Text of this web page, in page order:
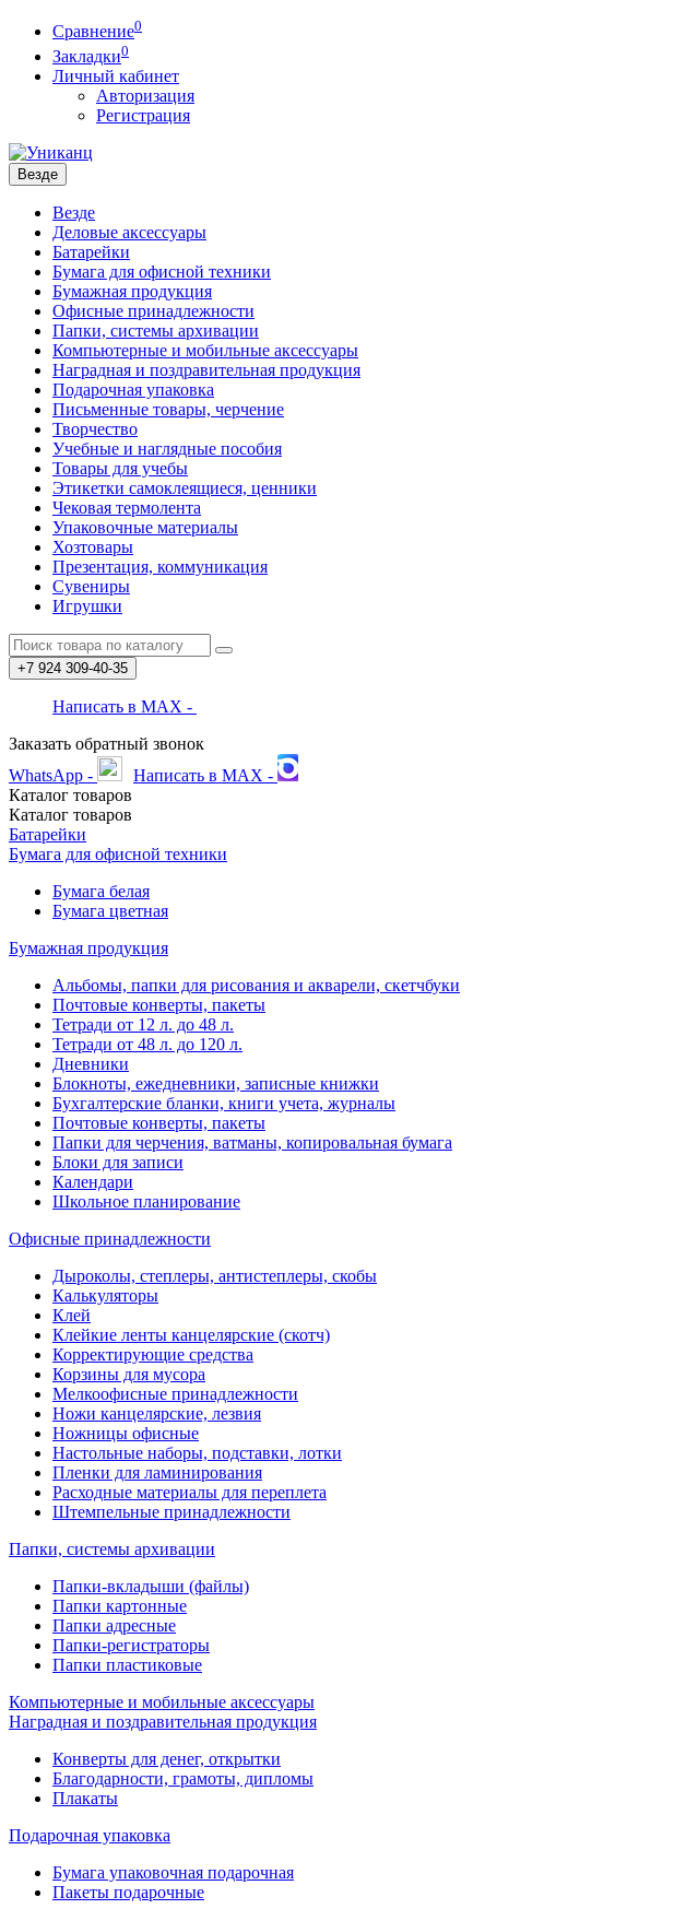
Сравнение0
Закладки0
Личный кабинет
Авторизация
Регистрация
Везде
Везде
Деловые аксессуары
Батарейки
Бумага для офисной техники
Бумажная продукция
Офисные принадлежности
Папки, системы архивации
Компьютерные и мобильные аксессуары
Наградная и поздравительная продукция
Подарочная упаковка
Письменные товары, черчение
Творчество
Учебные и наглядные пособия
Товары для учебы
Этикетки самоклеящиеся, ценники
Чековая термолента
Упаковочные материалы
Хозтовары
Презентация, коммуникация
Сувениры
Игрушки
+7 924 309-40-35
Написать в MAX -
Заказать обратный звонок
WhatsApp -
Написать в MAX -
Каталог товаров
Каталог товаров
Батарейки
Бумага для офисной техники
Бумага белая
Бумага цветная
Бумажная продукция
Альбомы, папки для рисования и акварели, скетчбуки
Почтовые конверты, пакеты
Тетради от 12 л. до 48 л.
Тетради от 48 л. до 120 л.
Дневники
Блокноты, ежедневники, записные книжки
Бухгалтерские бланки, книги учета, журналы
Почтовые конверты, пакеты
Папки для черчения, ватманы, копировальная бумага
Блоки для записи
Календари
Школьное планирование
Офисные принадлежности
Дыроколы, степлеры, антистеплеры, скобы
Калькуляторы
Клей
Клейкие ленты канцелярские (скотч)
Корректирующие средства
Корзины для мусора
Мелкоофисные принадлежности
Ножи канцелярские, лезвия
Ножницы офисные
Настольные наборы, подставки, лотки
Пленки для ламинирования
Расходные материалы для переплета
Штемпельные принадлежности
Папки, системы архивации
Папки-вкладыши (файлы)
Папки картонные
Папки адресные
Папки-регистраторы
Папки пластиковые
Компьютерные и мобильные аксессуары
Наградная и поздравительная продукция
Конверты для денег, открытки
Благодарности, грамоты, дипломы
Плакаты
Подарочная упаковка
Бумага упаковочная подарочная
Пакеты подарочные